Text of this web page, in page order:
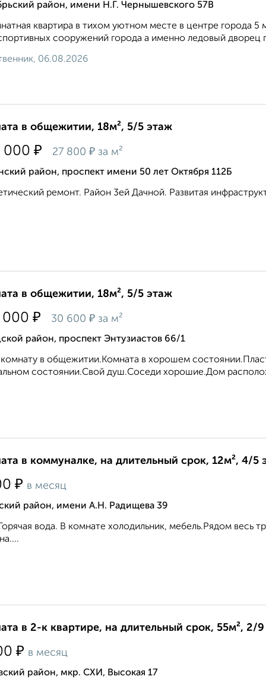
район, имени Н.Г. Чернышевского 57В
квартира в тихом уютном месте в центре города
сооружений города а именно ледовый дворец
06.08.2026
в общежитии, 18м², 5/5 этаж
000 ₽ 27 800 ₽ за м²
район, проспект имени 50 лет Октября 112Б
ремонт. Район 3ей Дачной. Развитая
в общежитии, 18м², 5/5 этаж
000 ₽ 30 600 ₽ за м²
район, проспект Энтузиастов 66/1
в общежитии.Комната в хорошем
состоянии.Свой душ.Соседи хорошие.Дом
в коммуналке, на длительный срок, 12м², 4/5
₽ в месяц
район, имени А.Н. Радищева 39
вода. В комнате холодильник, мебель.Рядом весь
в 2-к квартире, на длительный срок, 55м², 2/
₽ в месяц
район, мкр. СХИ, Высокая 17